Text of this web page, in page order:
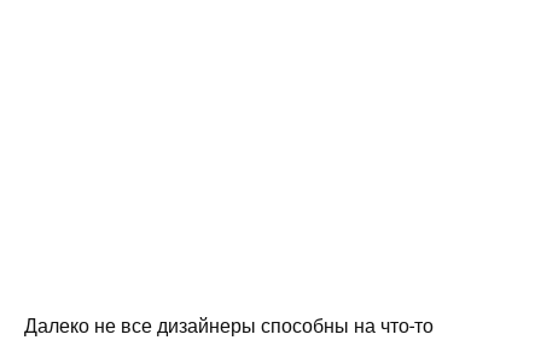
Далеко не все дизайнеры способны на что-то